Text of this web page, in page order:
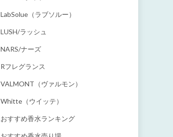
LabSolue（ラブソルー）
LUSH/ラッシュ
NARS/ナーズ
Rフレグランス
VALMONT（ヴァルモン）
Whitte（ウイッテ）
おすすめ香水ランキング